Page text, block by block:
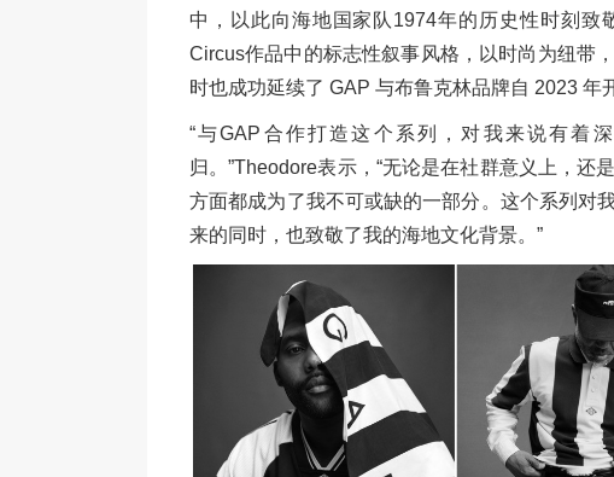
中，以此向海地国家队1974年的历史性时刻致
Circus作品中的标志性叙事风格，以时尚为纽带
时也成功延续了 GAP 与布鲁克林品牌自 2023 年
“与GAP合作打造这个系列，对我来说有着
归。”Theodore表示，“无论是在社群意义上，还
方面都成为了我不可或缺的一部分。这个系列对
来的同时，也致敬了我的海地文化背景。”